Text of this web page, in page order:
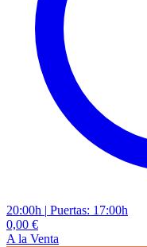
20:00h | Puertas: 17:00h
0,00 €
A la Venta